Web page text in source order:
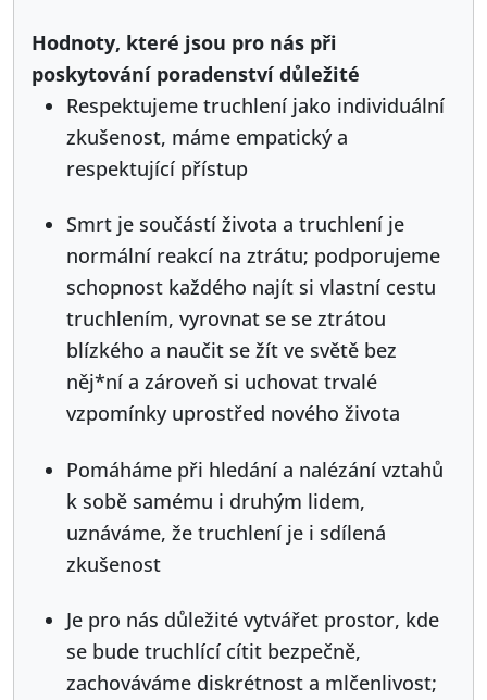
Hodnoty, které jsou pro nás při
poskytování poradenství důležité
Respektujeme truchlení jako individuální
zkušenost, máme empatický a
respektující přístup
Smrt je součástí života a truchlení je
normální reakcí na ztrátu; podporujeme
schopnost každého najít si vlastní cestu
truchlením, vyrovnat se se ztrátou
blízkého a naučit se žít ve světě bez
něj*ní a zároveň si uchovat trvalé
vzpomínky uprostřed nového života
Pomáháme při hledání a nalézání vztahů
k sobě samému i druhým lidem,
uznáváme, že truchlení je i sdílená
zkušenost
Je pro nás důležité vytvářet prostor, kde
se bude truchlící cítit bezpečně,
zachováváme diskrétnost a mlčenlivost;